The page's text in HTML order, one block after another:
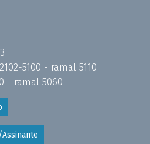
5100 - ramal 5110
- ramal 5060